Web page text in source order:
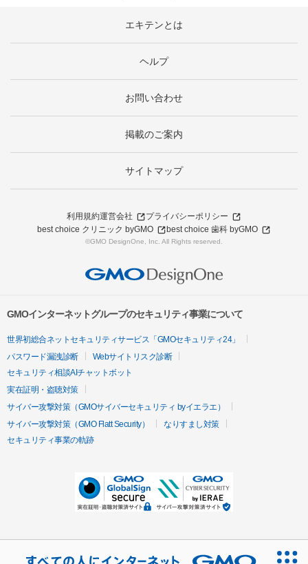
エキテンとは
ヘルプ
お問い合わせ
掲載のご案内
サイトマップ
利用規約運営会社
プライバシーポリシー
best choice クリニック byGMO
best choice 歯科 byGMO
©GMO DesignOne, Inc. All Rights reserved.
GMOインターネットグループのセキュリティ事業について
世界初総合ネットセキュリティサービス「GMOセキュリティ24」
パスワード漏洩診断
Webサイトリスク診断
セキュリティ相談AIチャットボット
実在証明・盗聴対策
サイバー攻撃対策（GMOサイバーセキュリティ byイエラエ）
サイバー攻撃対策（GMO Flatt Security）
なりすまし対策
セキュリティ事業の軌跡